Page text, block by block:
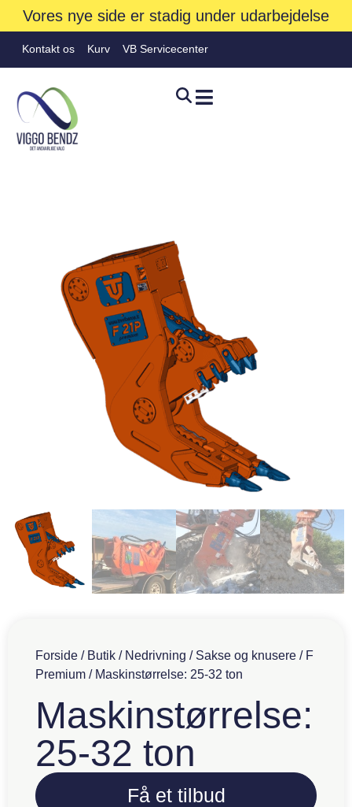
Vores nye side er stadig under udarbejdelse
Kontakt os Kurv VB Servicecenter
Forside / Butik / Nedrivning / Sakse og knusere / F
Premium / Maskinstørrelse: 25-32 ton
Maskinstørrelse:
25-32 ton
Få et tilbud